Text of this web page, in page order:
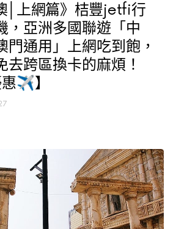
│上網篇》桔豐jetfi行
，亞洲多國聯遊「中
門通用」上網吃到飽，
去跨區換卡的麻煩！
惠✈】